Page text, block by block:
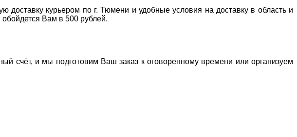
курьером по г. Тюмени и удобные условия на доставку в область и
Вам в 500 рублей.
счёт, и мы подготовим Ваш заказ к оговоренному времени или организуем